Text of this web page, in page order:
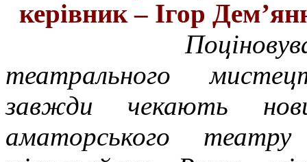
керівник– Ігор
театрального
завжди чекають
аматорського